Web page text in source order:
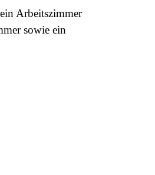
Arbeitszimmer
sowie ein